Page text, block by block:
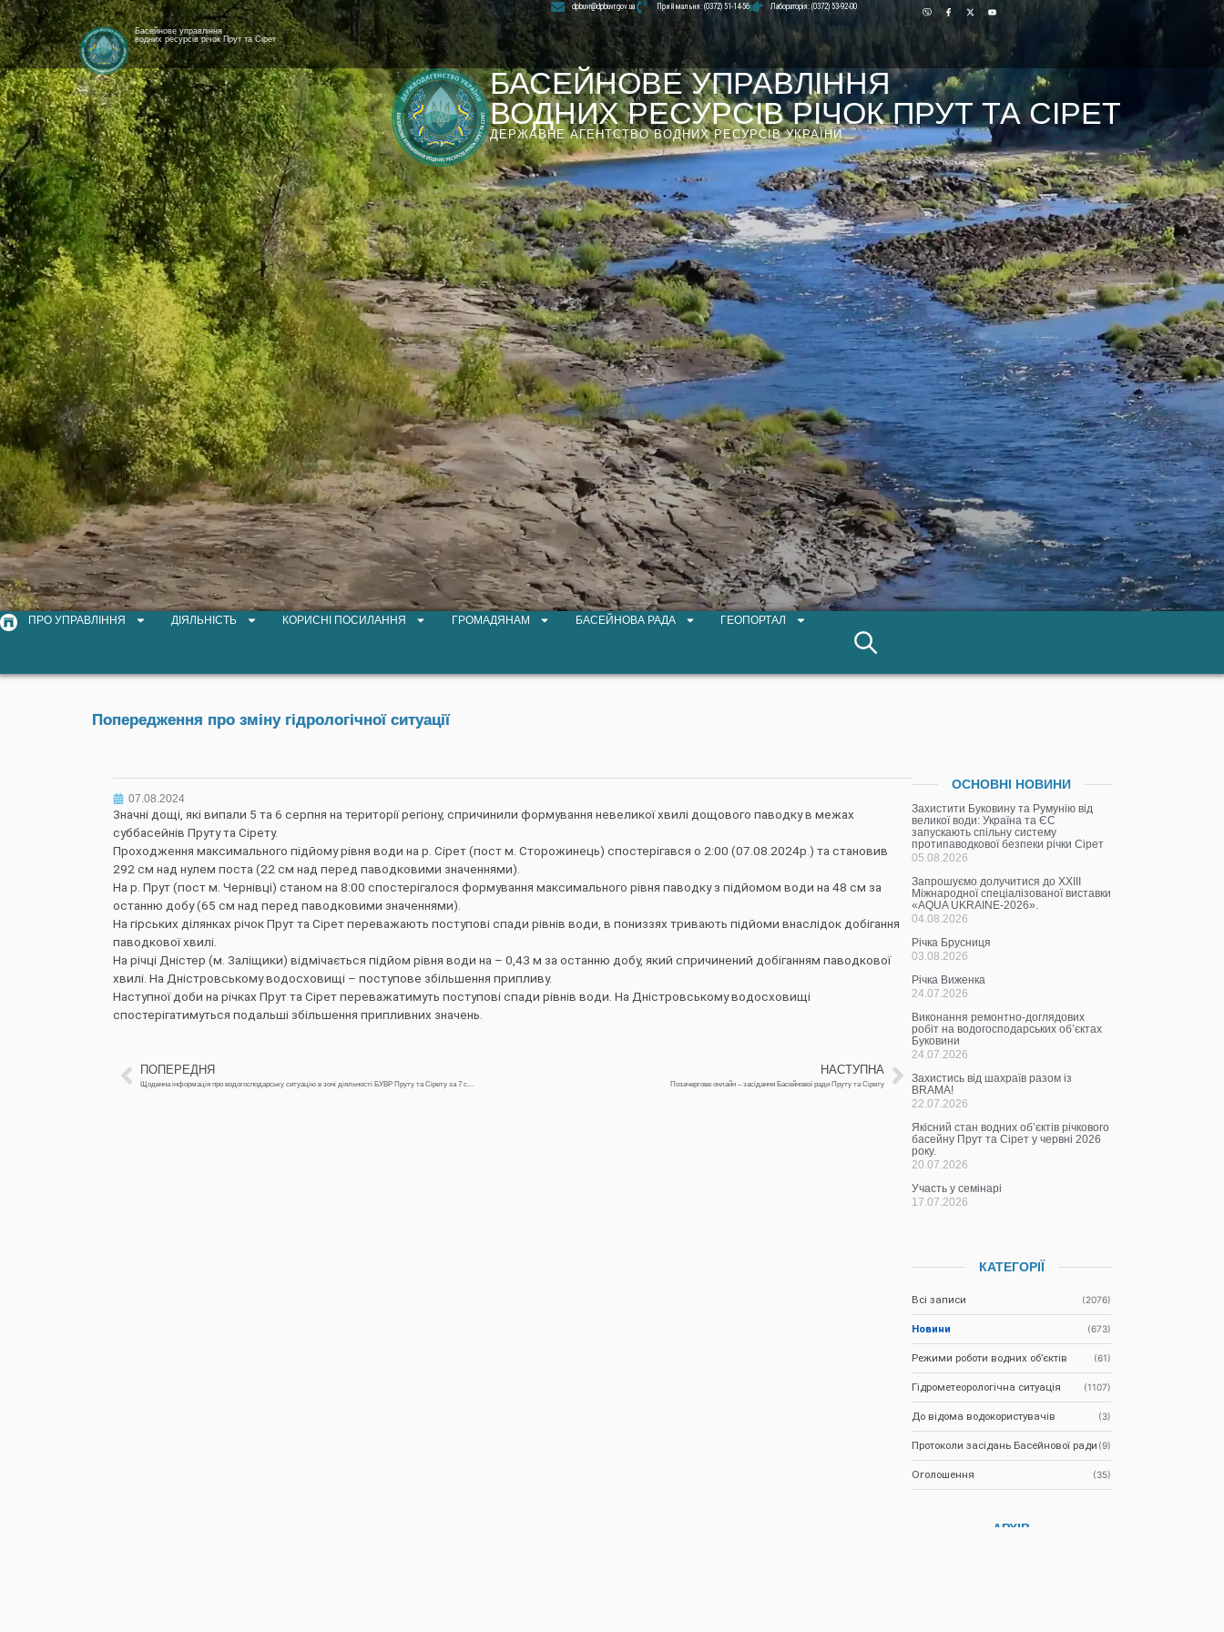
[newyear_garland]
Басейнове управління
водних ресурсів річок Прут та Сірет
Лабораторія: (0372) 53-92-00
dpbuvr@dpbuvr.gov.ua Приймальня: (0372) 51-14-56
БАСЕЙНОВЕ УПРАВЛІННЯ
ВОДНИХ РЕСУРСІВ РІЧОК ПРУТ ТА СІРЕТ
ДЕРЖАВНЕ АГЕНТСТВО ВОДНИХ РЕСУРСІВ УКРАЇНИ
ПРО УПРАВЛІННЯ ДІЯЛЬНІСТЬ КОРИСНІ ПОСИЛАННЯ ГРОМАДЯНАМ БАСЕЙНОВА РАДА ГЕОПОРТАЛ
Попередження про зміну гідрологічної ситуації
07.08.2024
Значні дощі, які випали 5 та 6 серпня на території регіону, спричинили формування невеликої хвилі дощового паводку в межах
суббасейнів Пруту та Сірету.
Проходження максимального підйому рівня води на р. Сірет (пост м. Сторожинець) спостерігався о 2:00 (07.08.2024р.) та становив
292 см над нулем поста (22 см над перед паводковими значеннями).
На р. Прут (пост м. Чернівці) станом на 8:00 спостерігалося формування максимального рівня паводку з підйомом води на 48 см за
останню добу (65 см над перед паводковими значеннями).
На гірських ділянках річок Прут та Сірет переважають поступові спади рівнів води, в пониззях тривають підйоми внаслідок добігання
паводкової хвилі.
На річці Дністер (м. Заліщики) відмічається підйом рівня води на – 0,43 м за останню добу, який спричинений добіганням паводкової
хвилі. На Дністровському водосховищі – поступове збільшення припливу.
Наступної доби на річках Прут та Сірет переважатимуть поступові спади рівнів води. На Дністровському водосховищі
спостерігатимуться подальші збільшення припливних значень.
ПОПЕРЕДНЯ
Щоденна інформація про водогосподарську ситуацію в зоні діяльності БУВР Пруту та Сірету за 7 серпня 2024 р.
НАСТУПНА
Позачергове онлайн – засідання Басейнової ради Пруту та Сірету
ОСНОВНІ НОВИНИ
Захистити Буковину та Румунію від
великої води: Україна та ЄС
запускають спільну систему
протипаводкової безпеки річки Сірет
05.08.2026
Запрошуємо долучитися до ХХІІІ
Міжнародної спеціалізованої виставки
«AQUA UKRAINE-2026».
04.08.2026
Річка Брусниця
03.08.2026
Річка Виженка
24.07.2026
Виконання ремонтно-доглядових
робіт на водогосподарських об’єктах
Буковини
24.07.2026
Захистись від шахраїв разом із
BRAMA!
22.07.2026
Якісний стан водних об’єктів річкового
басейну Прут та Сірет у червні 2026
року.
20.07.2026
Участь у семінарі
17.07.2026
КАТЕГОРІЇ
Всі записи (2076)
Новини (673)
Режими роботи водних об’єктів (61)
Гідрометеорологічна ситуація (1107)
До відома водокористувачів (3)
Протоколи засідань Басейнової ради (9)
Оголошення (35)
АРХІВ